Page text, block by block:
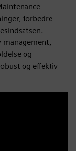
forbedre
management,
og
og effektiv